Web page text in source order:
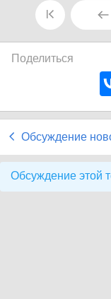
Поделиться
Обсуждение
Обсуждение этой